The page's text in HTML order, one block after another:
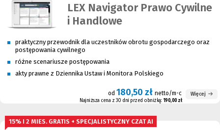
LEX Navigator Prawo Cywilne
i Handlowe
praktyczny przewodnik dla uczestników obrotu gospodarczego oraz
postępowania cywilnego
różne scenariusze postępowania
akty prawne z Dziennika Ustaw i Monitora Polskiego
od 180,50 zł netto/m-c
Najniższa cena z 30 dni przed obniżką: 190,00 zł
Więcej
15% I 2 MIES. GRATIS + SPECJALISTYCZNY CZAT AI